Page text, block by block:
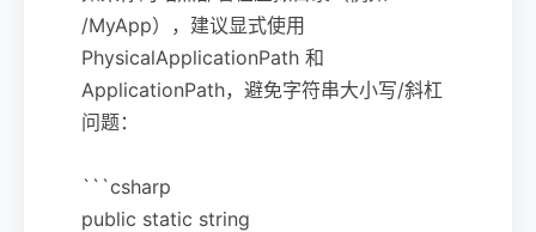
/MyApp），建议显式使用
PhysicalApplicationPath 和
ApplicationPath，避免字符串大小写/斜杠
问题：
```csharp
public static string